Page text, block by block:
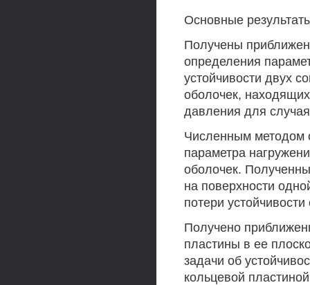
Основные
Получены
определения
устойчивости двух
оболочек,
давления для
Численным методом
параметра
оболочек.
на поверхности
потери
Получено
пластины в ее
задачи об
кольцевой